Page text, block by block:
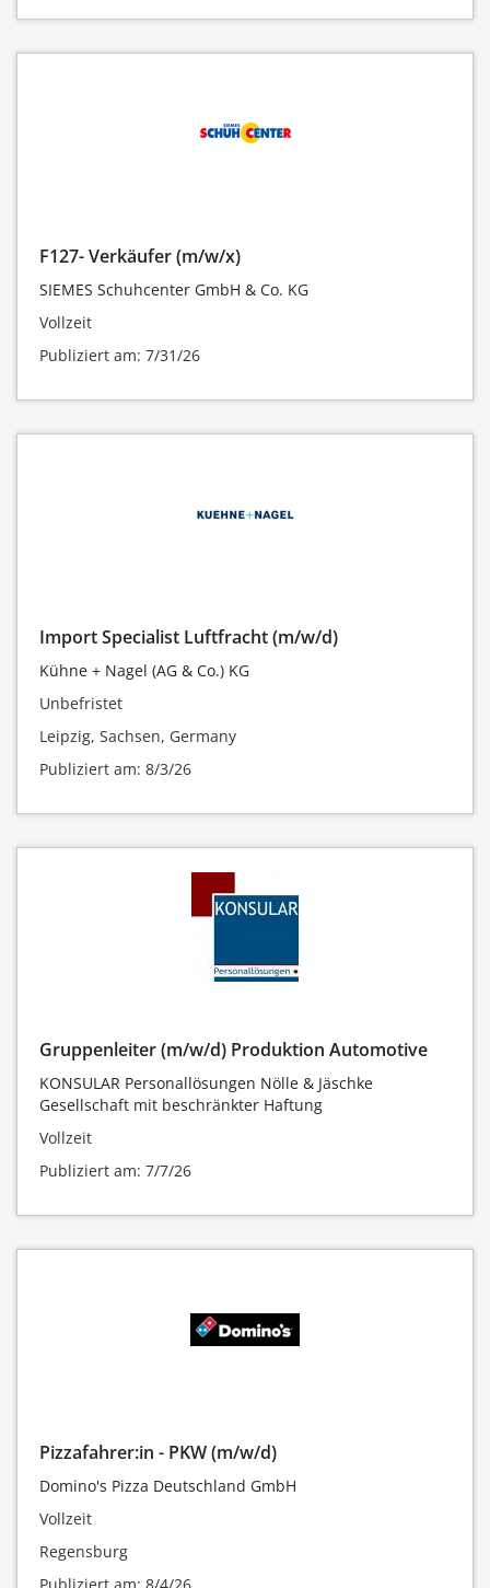
F127- Verkäufer (m/w/x)
SIEMES Schuhcenter GmbH & Co. KG
Vollzeit
Publiziert am: 7/31/26
Import Specialist Luftfracht (m/w/d)
Kühne + Nagel (AG & Co.) KG
Unbefristet
Leipzig, Sachsen, Germany
Publiziert am: 8/3/26
Gruppenleiter (m/w/d) Produktion Automotive
KONSULAR Personallösungen Nölle & Jäschke
Gesellschaft mit beschränkter Haftung
Vollzeit
Publiziert am: 7/7/26
Pizzafahrer:in - PKW (m/w/d)
Domino's Pizza Deutschland GmbH
Vollzeit
Regensburg